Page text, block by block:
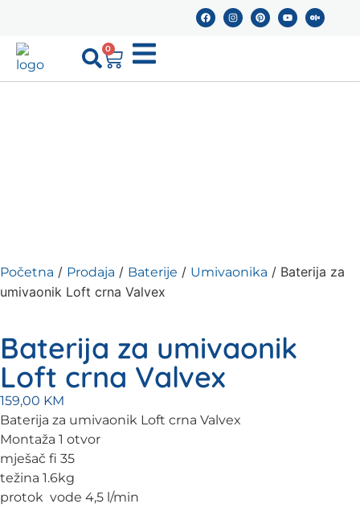
0
Početna / Prodaja / Baterije / Umivaonika / Baterija za
umivaonik Loft crna Valvex
Baterija za umivaonik
Loft crna Valvex
159,00 KM
Baterija za umivaonik Loft crna Valvex
Montaža 1 otvor
mješač fi 35
težina 1.6kg
protok vode 4,5 l/min